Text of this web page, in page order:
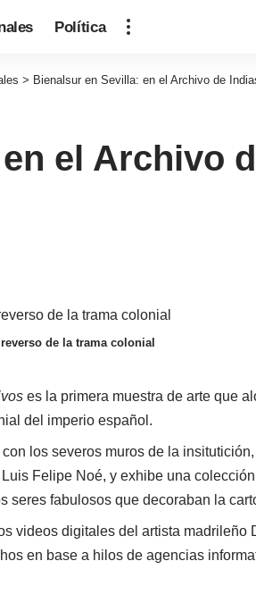
Política
> Bienalsur en Sevilla: en el Archivo de
el Archivo
de la trama colonial
es la primera muestra de arte que
del imperio español.
con los severos muros de la
Felipe Noé, y exhibe una
seres fabulosos que decoraban la
videos digitales del artista
en base a hilos de agencias